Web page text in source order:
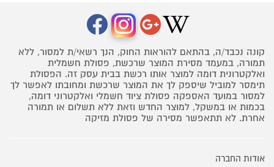
קונה נכבד/ה, בהתאם להוראות החוק, הנך רשאי/ת למסור, ללא
תמורה, במעמד מסירת המוצר שרכשת, פסולת חשמלית
ואלקטרונית דומה למוצר אותו רכשת בבית עסק זה. הפסולת
תימסר למוביל שיספק לך את המוצר שרכשת ומחובתו לאפשר לך
למסור במועד האספקה פסולת ציוד חשמלי ואלקטרוני דומה,
בכמות או במשקל, למוצר החדש וזאת ללא תשלום או תמורה
אחרת. לא תתאפשר מסירה של פסולת מזיקה
אודות החברה